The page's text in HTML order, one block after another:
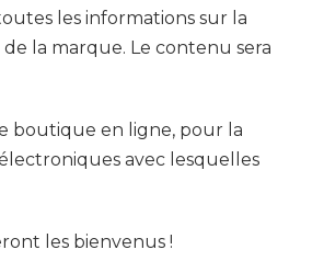
les informations sur la
de la marque. Le contenu sera
boutique en ligne, pour la
avec lesquelles
les bienvenus !